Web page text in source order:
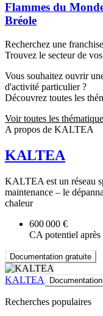
Flammes du
Bréole
Recherchez une
Trouvez le secteur de
Vous souhaitez ouvrir
d'activité particulier ?
Découvrez toutes les
Voir toutes les
A propos de KALTEA
KALTEA
KALTEA est un réseau
maintenance – le
chaleur
600 000 €
CA potentiel après
Documentation gratuite
KALTEA
Recherches populaires